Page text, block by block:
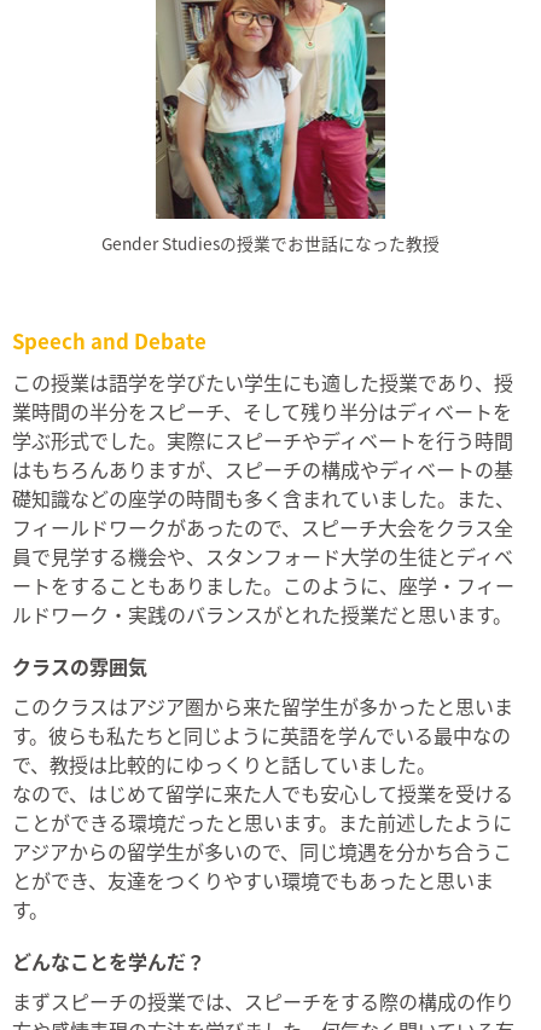
Gender Studiesの授業でお世話になった教授
Speech and Debate
この授業は語学を学びたい学生にも適した授業であり、授
業時間の半分をスピーチ、そして残り半分はディベートを
学ぶ形式でした。実際にスピーチやディベートを行う時間
はもちろんありますが、スピーチの構成やディベートの基
礎知識などの座学の時間も多く含まれていました。また、
フィールドワークがあったので、スピーチ大会をクラス全
員で見学する機会や、スタンフォード大学の生徒とディベ
ートをすることもありました。このように、座学・フィー
ルドワーク・実践のバランスがとれた授業だと思います。
クラスの雰囲気
このクラスはアジア圏から来た留学生が多かったと思いま
す。彼らも私たちと同じように英語を学んでいる最中なの
で、教授は比較的にゆっくりと話していました。
なので、はじめて留学に来た人でも安心して授業を受ける
ことができる環境だったと思います。また前述したように
アジアからの留学生が多いので、同じ境遇を分かち合うこ
とができ、友達をつくりやすい環境でもあったと思いま
す。
どんなことを学んだ？
まずスピーチの授業では、スピーチをする際の構成の作り